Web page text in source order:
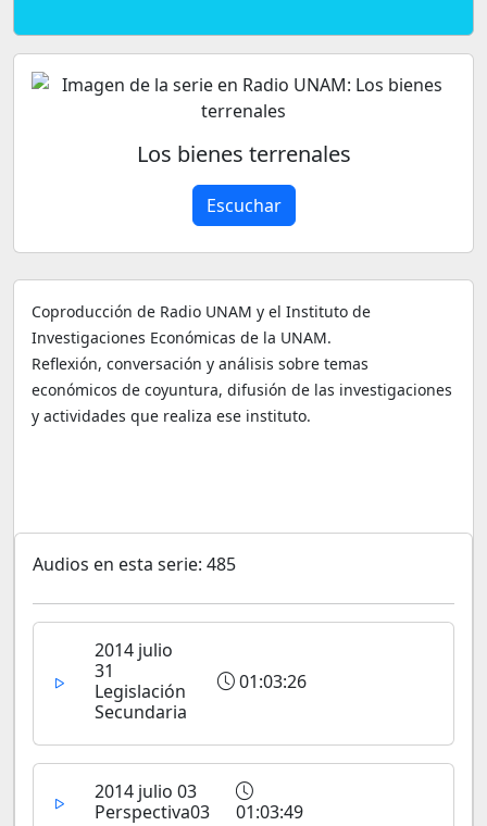
Los bienes terrenales
Escuchar
Coproducción de Radio UNAM y el Instituto de
Investigaciones Económicas de la UNAM.
Reflexión, conversación y análisis sobre temas
económicos de coyuntura, difusión de las investigaciones
y actividades que realiza ese instituto.
Audios en esta serie: 485
2014 julio
31
Legislación
Secundaria
01:03:26
2014 julio 03
Perspectiva03
01:03:49